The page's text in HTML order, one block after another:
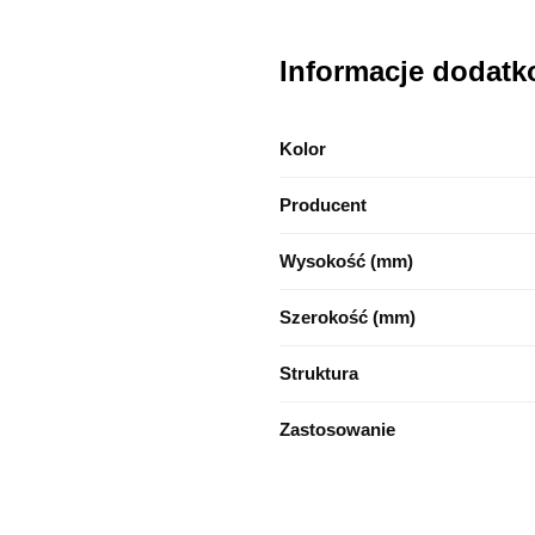
Informacje
Kolor
Producent
Wysokość (mm)
Szerokość (mm)
Struktura
Zastosowanie